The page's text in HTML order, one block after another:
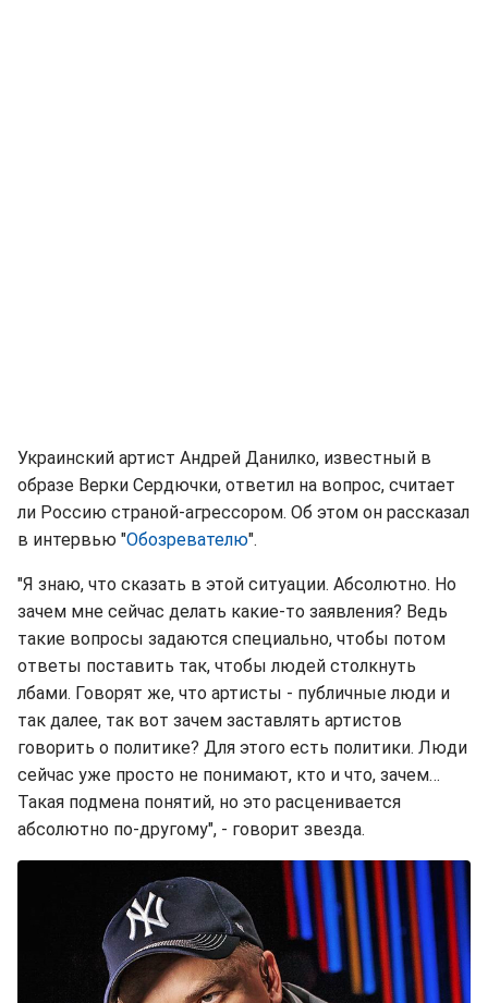
Украинский артист Андрей Данилко, известный в
образе Верки Сердючки, ответил на вопрос, считает
ли Россию страной-агрессором. Об этом он рассказал
в интервью "Обозревателю".
"Я знаю, что сказать в этой ситуации. Абсолютно. Но
зачем мне сейчас делать какие-то заявления? Ведь
такие вопросы задаются специально, чтобы потом
ответы поставить так, чтобы людей столкнуть
лбами. Говорят же, что артисты - публичные люди и
так далее, так вот зачем заставлять артистов
говорить о политике? Для этого есть политики. Люди
сейчас уже просто не понимают, кто и что, зачем…
Такая подмена понятий, но это расценивается
абсолютно по-другому", - говорит звезда.